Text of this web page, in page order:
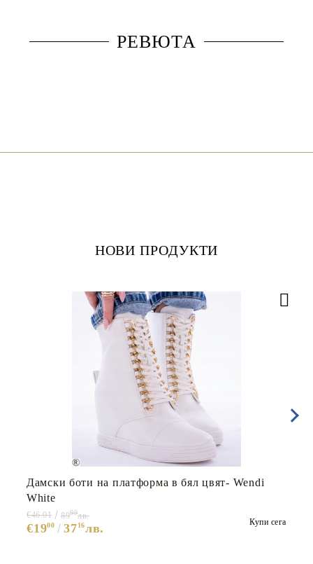
РЕВЮТА
НОВИ ПРОДУКТИ
Дамски боти на платформа в бял цвят- Wendi
White
€1900 3716лв.
€46.01 8999лв.
Купи сега